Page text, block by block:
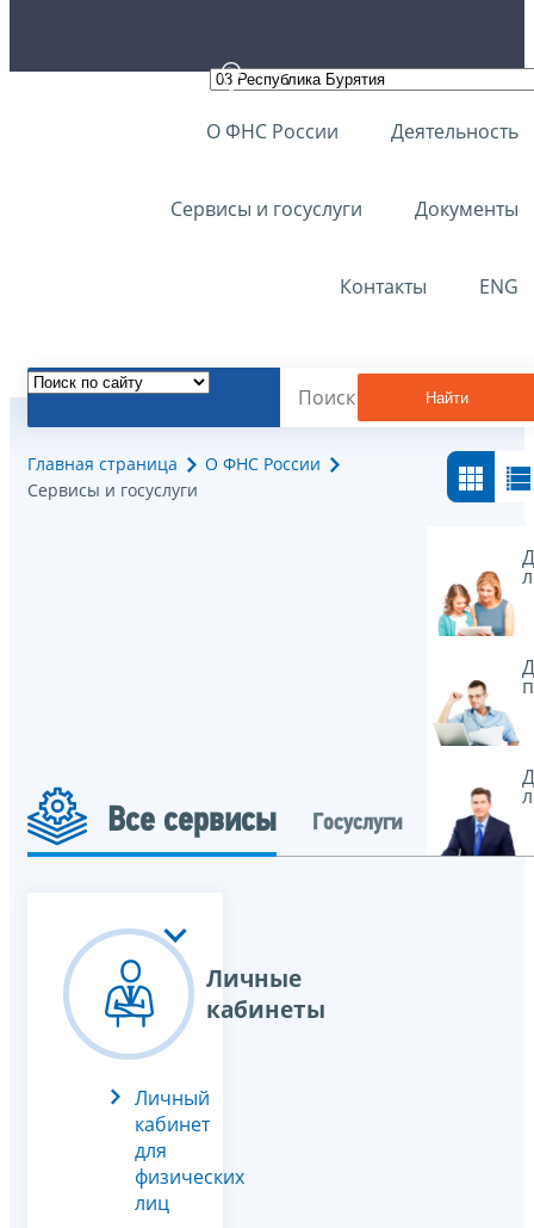
О ФНС России Деятельность
Сервисы и госуслуги Документы
Контакты ENG
Найти
Главная страница
О ФНС России
Сервисы и госуслуги
Все сервисы Госуслуги
Личные
кабинеты
Личный
кабинет
для
физических
лиц